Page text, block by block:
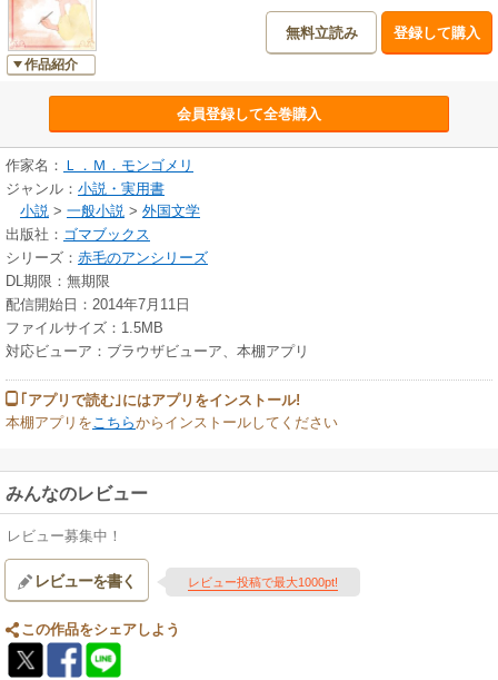
作品紹介
無料立読み 登録して購入
会員登録して全巻購入
作家名： Ｌ．Ｍ．モンゴメリ
ジャンル： 小説・実用書
小説 > 一般小説 > 外国文学
出版社： ゴマブックス
シリーズ： 赤毛のアンシリーズ
DL期限：無期限
配信開始日：2014年7月11日
ファイルサイズ：1.5MB
対応ビューア：ブラウザビューア、本棚アプリ
｢アプリで読む｣にはアプリをインストール!
本棚アプリを こちらからインストールしてください
みんなのレビュー
レビュー募集中！
レビューを書く レビュー投稿で最大1000pt!
この作品をシェアしよう